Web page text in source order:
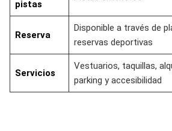
pistas
Reserva
Disponible a través de
reservas deportivas
Servicios
Vestuarios, taquillas,
parking y accesibilidad